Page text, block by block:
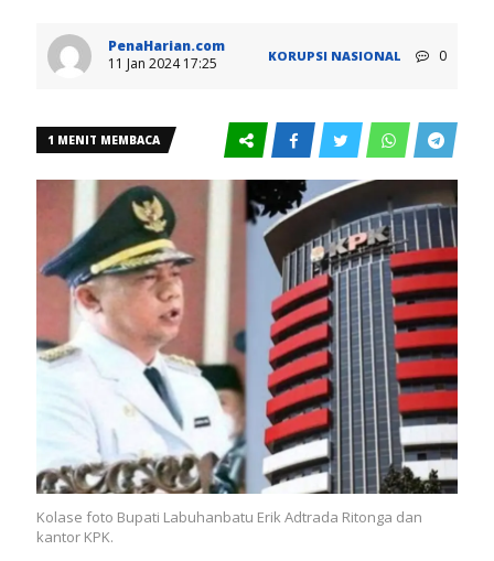
PenaHarian.com
11 Jan 2024 17:25
KORUPSI NASIONAL 0
1 MENIT MEMBACA
Kolase foto Bupati Labuhanbatu Erik Adtrada Ritonga dan
kantor KPK.